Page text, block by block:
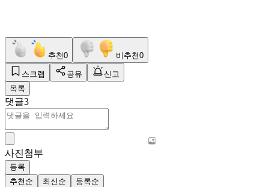
추천0 비추천0
스크랩 공유
신고
목록
댓글3
사진첨부
등록
추천순
최신순 등록순